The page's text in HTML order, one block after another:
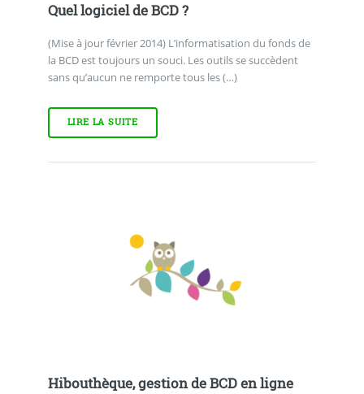
Quel logiciel de BCD ?
(Mise à jour février 2014) L’informatisation du fonds de
la BCD est toujours un souci. Les outils se succèdent
sans qu’aucun ne remporte tous les (…)
LIRE LA SUITE
Hibouthèque, gestion de BCD en ligne